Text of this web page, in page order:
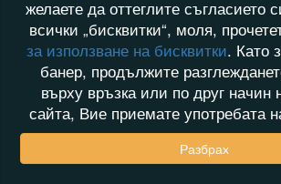
желаете да оттеглите съгласието
всички „бисквитки“, моля,
за използване на бисквитки. Като
банер, продължите
върху връзка или по друг начин
сайта, Вие приемате употребата
Разбрах